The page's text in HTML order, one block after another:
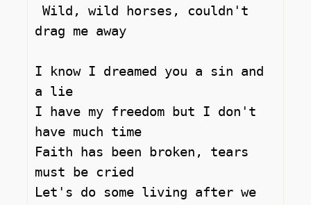
Wild, wild horses, couldn't
drag me away
I know I dreamed you а sin and
а lie
I have my freedom but I don't
have much time
Faith has been broken, tears
must be cried
Let's do some living after we